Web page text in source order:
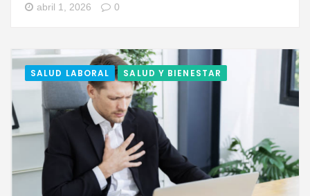
abril 1, 2026 0
SALUD LABORAL SALUD Y BIENESTAR